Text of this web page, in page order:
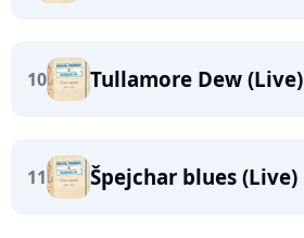
10 Tullamore Dew (Live)
11 Špejchar blues (Live)